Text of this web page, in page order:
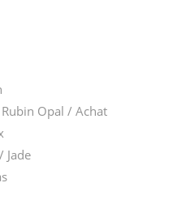
Opal / Achat
Jade